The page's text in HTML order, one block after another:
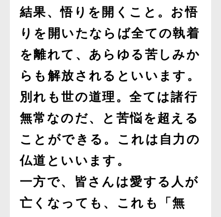
結果、悟りを開くこと。お悟
りを開いたならば全ての執着
を離れて、あらゆる苦しみか
らも解放されるといいます。
別れも世の道理。全ては諸行
無常なのだ、と苦悩を超える
ことができる。これは自力の
仏道といいます。
一方で、皆さんは愛する人が
亡くなっても、これも「無